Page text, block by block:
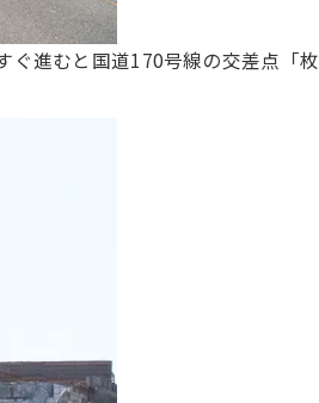
ぐ進むと国道170号線の交差点「枚